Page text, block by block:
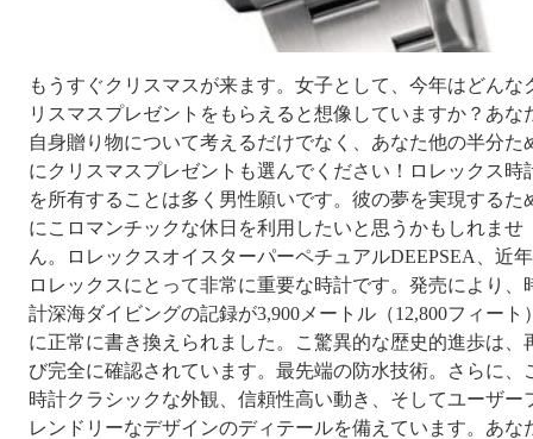
もうすぐクリスマスが来ます。女子として、今年はどんな
リスマスプレゼントをもらえると想像していますか？あな
自身贈り物について考えるだけでなく、あなた他の半分た
にクリスマスプレゼントも選んでください！ロレックス時
を所有することは多く男性願いです。彼の夢を実現するた
にこロマンチックな休日を利用したいと思うかもしれませ
ん。ロレックスオイスターパーペチュアルDEEPSEA、近
ロレックスにとって非常に重要な時計です。発売により、
計深海ダイビングの記録が3,900メートル（12,800フィート
に正常に書き換えられました。こ驚異的な歴史的進歩は、
び完全に確認されています。最先端の防水技術。さらに、
時計クラシックな外観、信頼性高い動き、そしてユーザー
レンドリーなデザインのディテールを備えています。あな